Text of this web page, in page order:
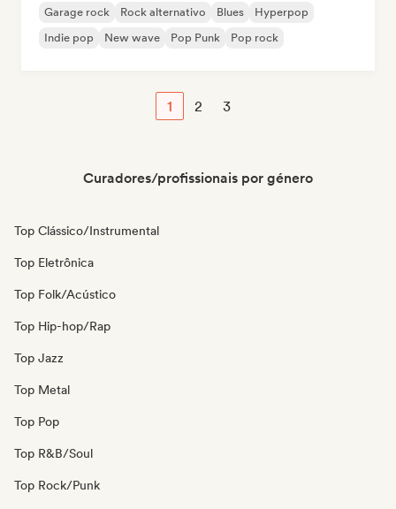
Garage rock Rock alternativo Blues
Hyperpop
Indie pop
New wave Pop Punk Pop rock
1 2 3
Curadores/profissionais por género
Top Clássico/Instrumental
Top Eletrônica
Top Folk/Acústico
Top Hip-hop/Rap
Top Jazz
Top Metal
Top Pop
Top R&B/Soul
Top Rock/Punk